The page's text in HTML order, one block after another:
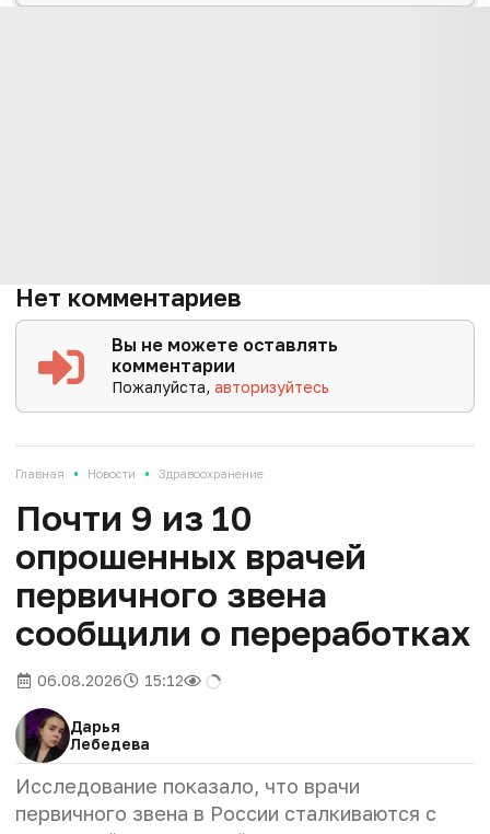
Нет комментариев
Вы не можете оставлять
комментарии
Пожалуйста,авторизуйтесь
Главная • Новости • Здравоохранение
Почти 9 из 10
опрошенных врачей
первичного звена
сообщили о переработках
06.08.2026 15:12
Дарья
Лебедева
Исследование показало, что врачи
первичного звена в России сталкиваются с